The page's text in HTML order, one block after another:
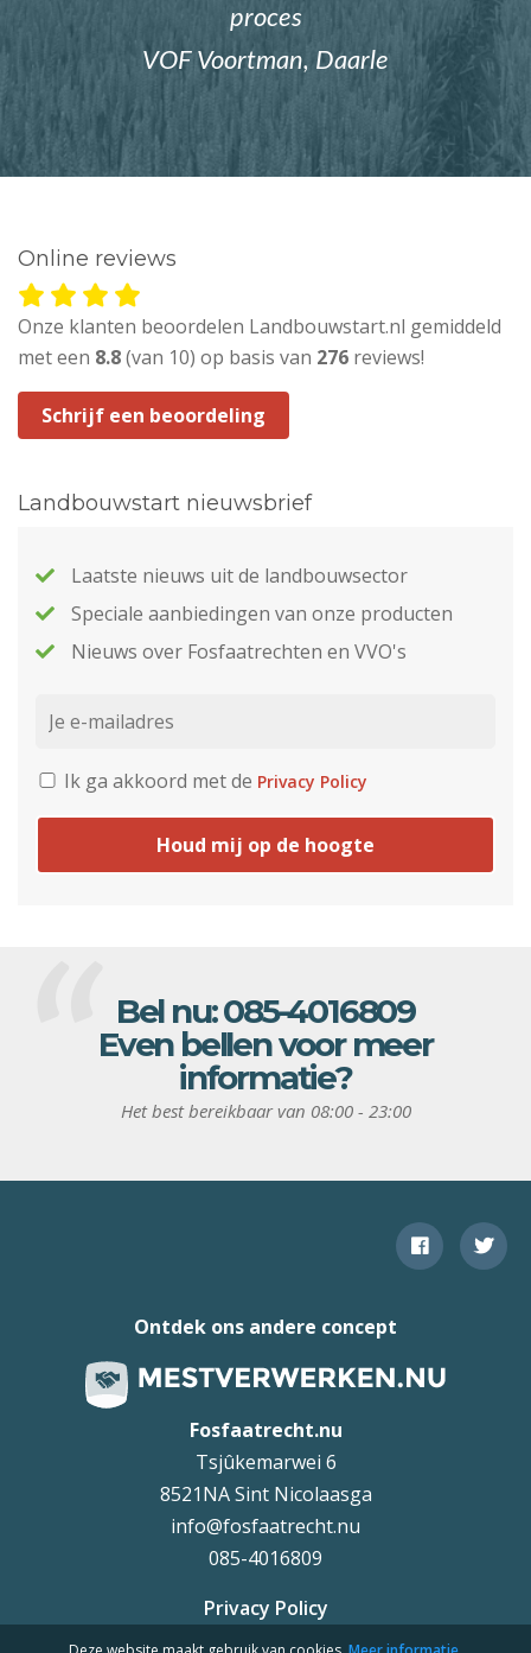
proces
VOF Voortman, Daarle
Online reviews
Onze klanten beoordelen Landbouwstart.nl gemiddeld
met een 8.8(van 10) op basis van 276 reviews!
Schrijf een beoordeling
Landbouwstart nieuwsbrief
Laatste nieuws uit de landbouwsector
Speciale aanbiedingen van onze producten
Nieuws over Fosfaatrechten en VVO's
Ik ga akkoord met de Privacy Policy
Houd mij op de hoogte
Bel nu:085-4016809
Even bellen voor meer
informatie?
Het best bereikbaar van 08:00 - 23:00
Fosfaatrecht.nu
Tsjûkemarwei 6
8521NA Sint Nicolaasga
info@fosfaatrecht.nu
085-4016809
Ontdek ons andere concept
Privacy Policy